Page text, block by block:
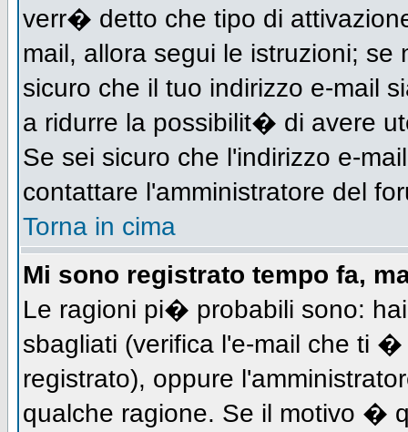
verr� detto che tipo di
mail, allora segui le istruzioni;
sicuro che il tuo indirizzo e-mail
a ridurre la possibilit� di avere
Se sei sicuro che l'indirizzo e-
contattare l'amministratore del
Torna in cima
Mi sono registrato tempo fa,
Le ragioni pi� probabili sono:
sbagliati (verifica l'e-mail che ti
registrato), oppure
qualche ragione. Se il motivo �